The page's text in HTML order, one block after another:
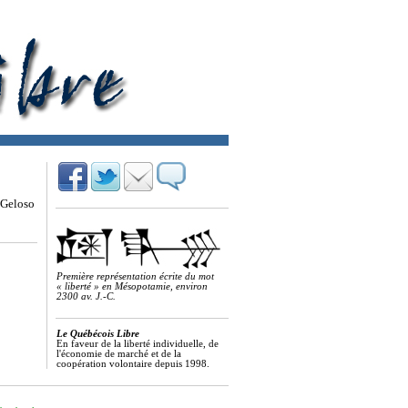
Première représentation écrite du mot
« liberté » en Mésopotamie, environ
2300 av. J.-C.
Le Québécois Libre
En faveur de la liberté individuelle, de
l'économie de marché et de la
coopération volontaire depuis 1998.